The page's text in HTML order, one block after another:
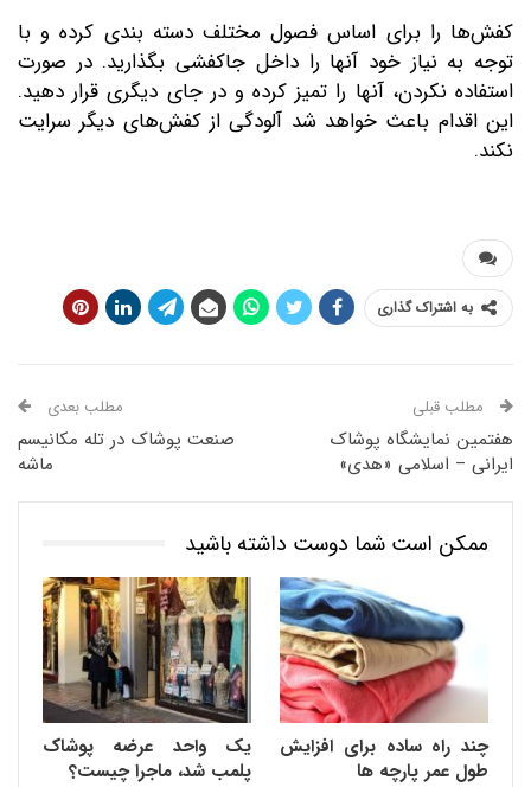
کفش‌ها را برای اساس فصول مختلف دسته بندی کرده و با
توجه به نیاز خود آنها را داخل جاکفشی بگذارید. در صورت
استفاده نکردن، آنها را تمیز کرده و در جای دیگری قرار دهید.
این اقدام باعث خواهد شد آلودگی از کفش‌های دیگر سرایت
نکند.
به اشتراک گذاری
مطلب قبلی
هفتمین نمایشگاه پوشاک
ایرانی – اسلامی «هدی»
مطلب بعدی
صنعت پوشاک در تله مکانیسم
ماشه
ممکن است شما دوست داشته باشید
چند راه ساده برای افزایش
طول عمر پارچه ها
یک واحد عرضه پوشاک
پلمب شد، ماجرا چیست؟